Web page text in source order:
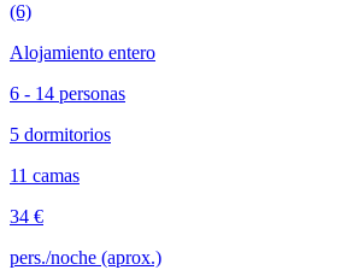
(6)
Alojamiento entero
6 - 14 personas
5 dormitorios
11 camas
34 €
pers./noche (aprox.)